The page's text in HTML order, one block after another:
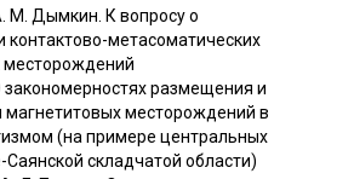
М. Дымкин. К вопросу о
контактово-метасоматических
закономерностях размещения и
месторождений в
(на примере центральных
складчатой области)